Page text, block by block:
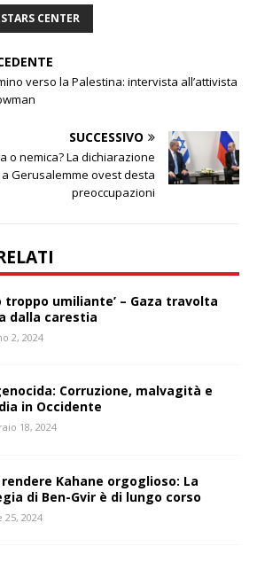
CENTER
verso la Palestina: intervista all’attivista
SUCCESSIVO
o nemica? La dichiarazione
a Gerusalemme ovest desta
preoccupazioni
troppo umiliante’ – Gaza travolta
dalla carestia
2, 2024
Corruzione, malvagità e
in Occidente
18, 2024
rendere Kahane orgoglioso: La
di Ben-Gvir è di lungo corso
25, 2024